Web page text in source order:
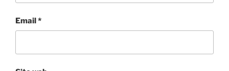
Email*